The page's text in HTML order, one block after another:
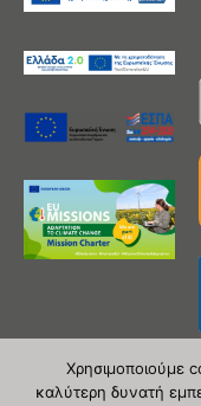
Χρησιμοποιούμε
καλύτερη δυνατή